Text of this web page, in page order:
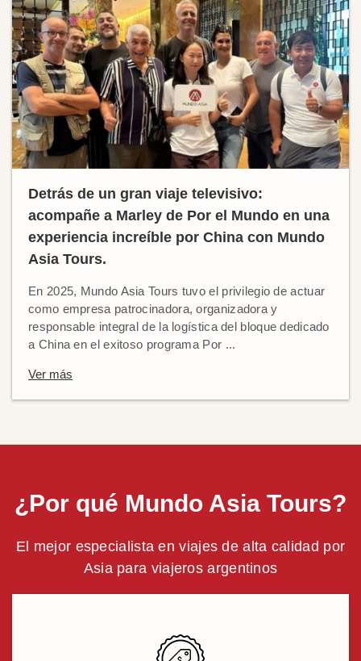
Detrás de un gran viaje televisivo:
acompañe a Marley de Por el Mundo en una
experiencia increíble por China con Mundo
Asia Tours.
En 2025, Mundo Asia Tours tuvo el privilegio de actuar
como empresa patrocinadora, organizadora y
responsable integral de la logística del bloque dedicado
a China en el exitoso programa Por ...
Ver más
¿Por qué Mundo Asia Tours?
El mejor especialista en viajes de alta calidad por
Asia para viajeros argentinos